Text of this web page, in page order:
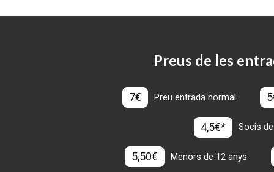
Preus de les
7€ Preu entrada normal
4,5€* Socis
5,50€ Menors de 12 anys